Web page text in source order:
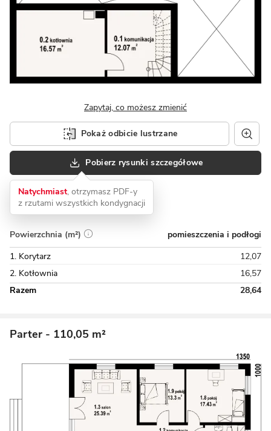
Zapytaj, co możesz zmienić
Pokaż odbicie lustrzane
Pobierz rysunki szczegółowe
Natychmiast, otrzymasz PDF-y
z rzutami wszystkich kondygnacji
Powierzchnia (m²)
pomieszczenia i podłogi
1. Korytarz
12,07
2. Kotłownia
16,57
Razem
28,64
Parter - 110,05 m²